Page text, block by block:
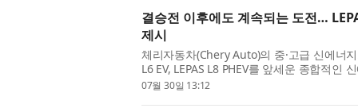
결승전 이후에도 계속되는 도전…
제시
체리자동차(Chery Auto)의 중·고급 신에너지
L6 EV, LEPAS L8 PHEV를 앞세운 종합적인
를 내고 있다. 새 라인업은 우아한 디...
07월 30일 13:12